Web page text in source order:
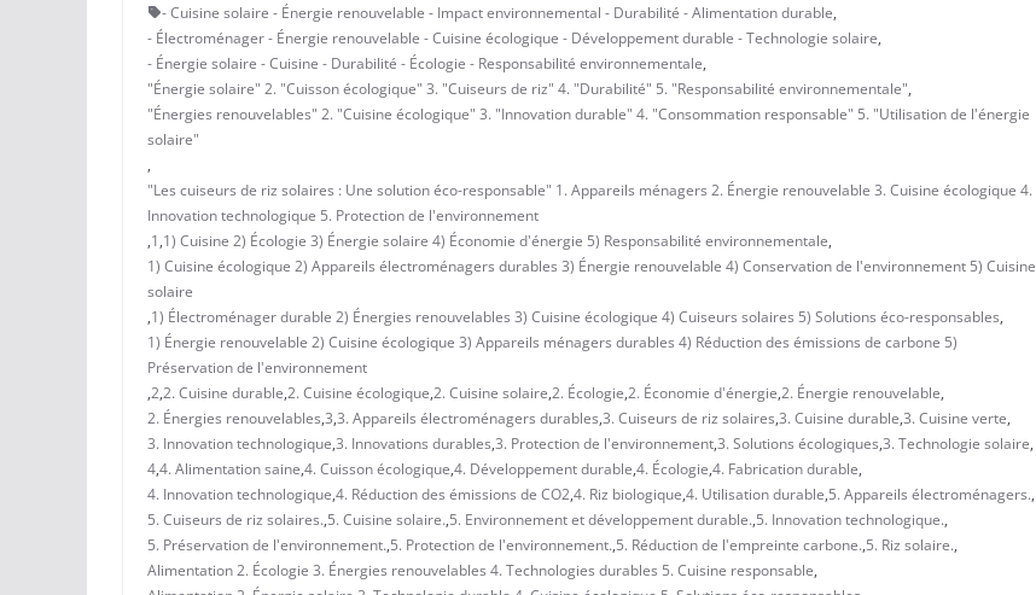
- Cuisine solaire - Énergie renouvelable - Impact environnemental - Durabilité - Alimentation durable,
- Électroménager - Énergie renouvelable - Cuisine écologique - Développement durable - Technologie solaire,
- Énergie solaire - Cuisine - Durabilité - Écologie - Responsabilité environnementale,
"Énergie solaire" 2. "Cuisson écologique" 3. "Cuiseurs de riz" 4. "Durabilité" 5. "Responsabilité environnementale",
"Énergies renouvelables" 2. "Cuisine écologique" 3. "Innovation durable" 4. "Consommation responsable" 5. "Utilisation de l'énergie
solaire"
,
"Les cuiseurs de riz solaires : Une solution éco-responsable" 1. Appareils ménagers 2. Énergie renouvelable 3. Cuisine écologique 4.
Innovation technologique 5. Protection de l'environnement
,1,1) Cuisine 2) Écologie 3) Énergie solaire 4) Économie d'énergie 5) Responsabilité environnementale,
1) Cuisine écologique 2) Appareils électroménagers durables 3) Énergie renouvelable 4) Conservation de l'environnement 5) Cuisine
solaire
,1) Électroménager durable 2) Énergies renouvelables 3) Cuisine écologique 4) Cuiseurs solaires 5) Solutions éco-responsables,
1) Énergie renouvelable 2) Cuisine écologique 3) Appareils ménagers durables 4) Réduction des émissions de carbone 5)
Préservation de l'environnement
,2,2. Cuisine durable,2. Cuisine écologique,2. Cuisine solaire,2. Écologie,2. Économie d'énergie,2. Énergie renouvelable,
2. Énergies renouvelables,3,3. Appareils électroménagers durables,3. Cuiseurs de riz solaires,3. Cuisine durable,3. Cuisine verte,
3. Innovation technologique,3. Innovations durables,3. Protection de l'environnement,3. Solutions écologiques,3. Technologie solaire,
4,4. Alimentation saine,4. Cuisson écologique,4. Développement durable,4. Écologie,4. Fabrication durable,
4. Innovation technologique,4. Réduction des émissions de CO2,4. Riz biologique,4. Utilisation durable,5. Appareils électroménagers.,
5. Cuiseurs de riz solaires.,5. Cuisine solaire.,5. Environnement et développement durable.,5. Innovation technologique.,
5. Préservation de l'environnement.,5. Protection de l'environnement.,5. Réduction de l'empreinte carbone.,5. Riz solaire.,
Alimentation 2. Écologie 3. Énergies renouvelables 4. Technologies durables 5. Cuisine responsable,